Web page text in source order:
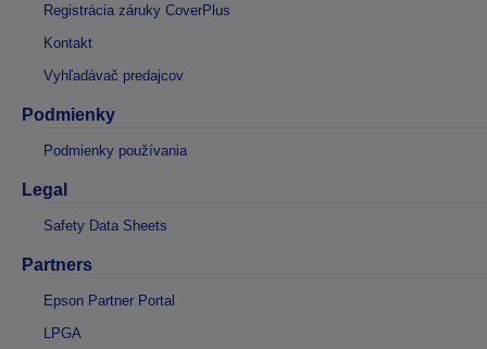
Registrácia záruky CoverPlus
Kontakt
Vyhľadávač predajcov
Podmienky
Podmienky používania
Legal
Safety Data Sheets
Partners
Epson Partner Portal
LPGA